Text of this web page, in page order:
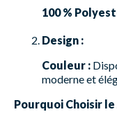
100 %
Design :
Couleur :
moderne et
Pourquoi Choisir le